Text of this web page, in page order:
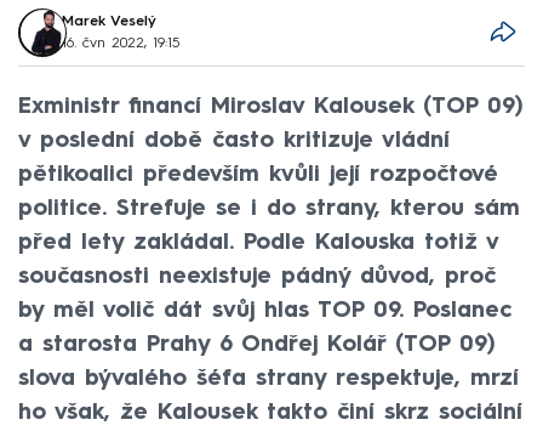
Marek Veselý
16. čvn 2022, 19:15
Exministr financí Miroslav Kalousek (TOP 09)
v poslední době často kritizuje vládní
pětikoalici především kvůli její rozpočtové
politice. Strefuje se i do strany, kterou sám
před lety zakládal. Podle Kalouska totiž v
současnosti neexistuje pádný důvod, proč
by měl volič dát svůj hlas TOP 09. Poslanec
a starosta Prahy 6 Ondřej Kolář (TOP 09)
slova bývalého šéfa strany respektuje, mrzí
ho však, že Kalousek takto činí skrz sociální